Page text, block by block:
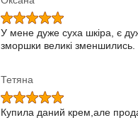
У мене дуже суха шкіра, є
зморшки великі зменшились.
Тетяна
Купила даний крем,але